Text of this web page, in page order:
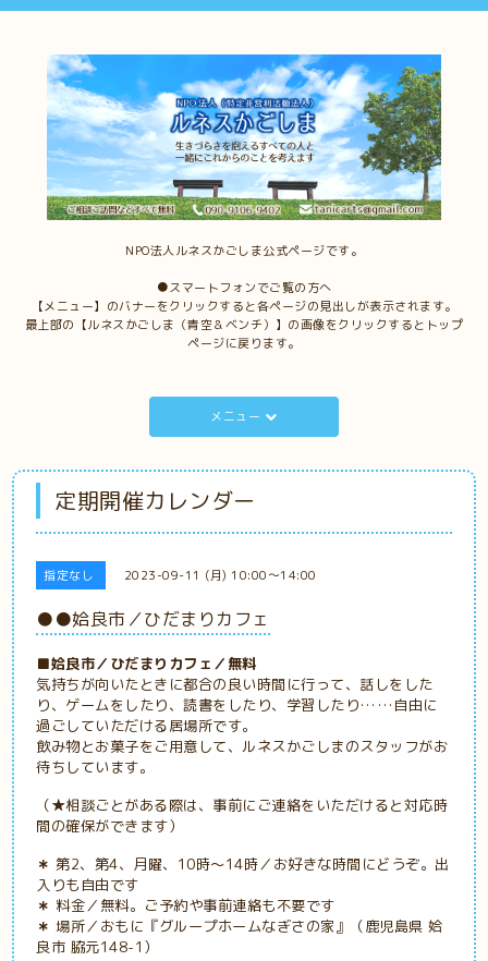
NPO法人ルネスかごしま公式ページです。
●スマートフォンでご覧の方へ
【メニュー】のバナーをクリックすると各ページの見出しが表示されます。
最上部の【ルネスかごしま（青空＆ベンチ）】の画像をクリックするとトップ
ページに戻ります。
メニュー
定期開催カレンダー
指定なし 2023-09-11 (月) 10:00～14:00
●●姶良市／ひだまりカフェ
■姶良市／ひだまりカフェ／無料
気持ちが向いたときに都合の良い時間に行って、話しをした
り、ゲームをしたり、読書をしたり、学習したり……自由に
過ごしていただける居場所です。
飲み物とお菓子をご用意して、ルネスかごしまのスタッフがお
待ちしています。
（★相談ごとがある際は、事前にご連絡をいただけると対応時
間の確保ができます）
＊ 第2、第4、月曜、10時～14時／お好きな時間にどうぞ。出
入りも自由です
＊ 料金／無料。ご予約や事前連絡も不要です
＊ 場所／おもに 『グループホームなぎさの家』（鹿児島県 姶
良市 脇元148-1）